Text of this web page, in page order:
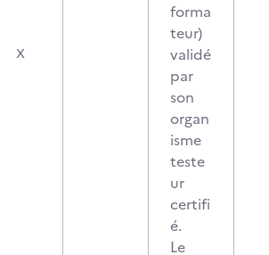
X
forma
teur)
validé
par
son
organ
isme
teste
ur
certifi
é.
Le